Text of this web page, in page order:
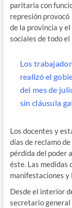
paritaria con
represión provocó
de la provincia y
sociales de todo el
Los
realizó el
del mes de
sin cláusula
Los docentes y
días de reclamo
pérdida del poder
éste. Las medidas
manifestaciones y
Desde el interior
secretario